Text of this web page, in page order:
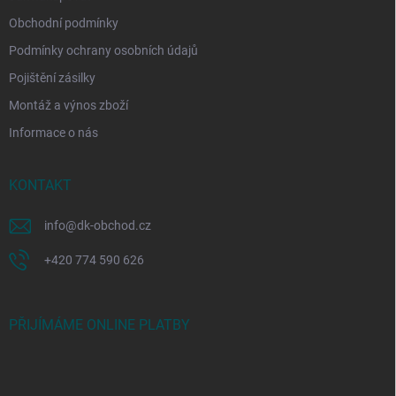
Obchodní podmínky
Podmínky ochrany osobních údajů
Pojištění zásilky
Montáž a výnos zboží
Informace o nás
KONTAKT
info@dk-obchod.cz
+420 774 590 626
PŘIJÍMÁME ONLINE PLATBY